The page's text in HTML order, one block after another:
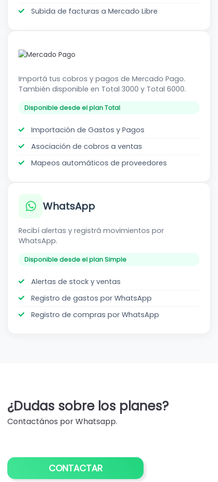
Subida de facturas a Mercado Libre
Mercado
Importá tus cobros y pagos de Mercado Pago.
También disponible en Total 3000 y Total 6000.
Disponible desde el plan Total
Importación de Gastos y Pagos
Asociación de cobros a ventas
Mapeos automáticos de proveedores
WhatsApp
Recibí alertas y registrá movimientos por
WhatsApp.
Disponible desde el plan Simple
Alertas de stock y ventas
Registro de gastos por WhatsApp
Registro de compras por WhatsApp
oficial
de
planes
integraciones
(para
¿Dudas sobre los planes?
Contactános por Whatsapp.
CONTACTAR